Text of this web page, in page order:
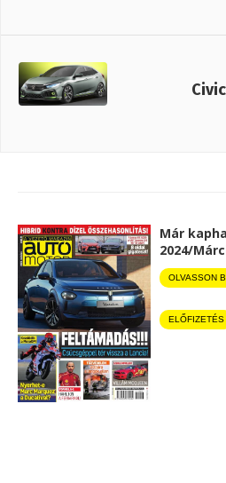
Már
2024/
OLVASSON
ELŐFIZETÉS